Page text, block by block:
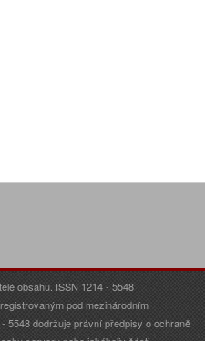
obsahu. ISSN 1214 - 5548
pod mezinárodním
5548 dodržuje právní předpisy o ochraně